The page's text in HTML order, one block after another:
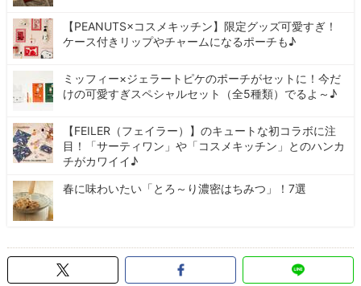
【PEANUTS×コスメキッチン】限定グッズ可愛すぎ！
ケース付きリップやチャームになるポーチも♪
ミッフィー×ジェラートピケのポーチがセットに！今だ
けの可愛すぎスペシャルセット（全5種類）でるよ～♪
【FEILER（フェイラー）】のキュートな初コラボに注
目！「サーティワン」や「コスメキッチン」とのハンカ
チがカワイイ♪
春に味わいたい「とろ～り濃密はちみつ」！7選